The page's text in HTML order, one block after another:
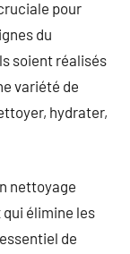
pour
du
soient réalisés
variété de
hydrater,
nettoyage
élimine les
de